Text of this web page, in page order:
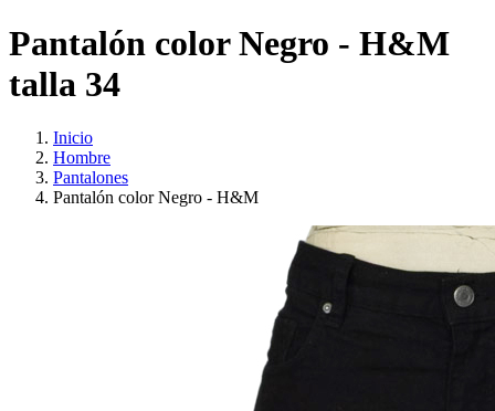
Pantalón color Negro - H&M
talla 34
Inicio
Hombre
Pantalones
Pantalón color Negro - H&M